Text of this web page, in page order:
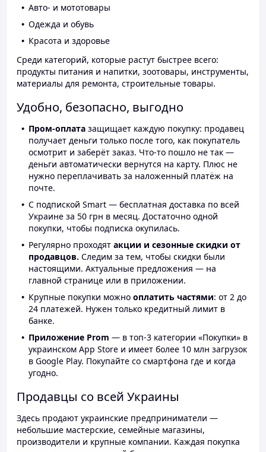
Авто- и мототовары
Одежда и обувь
Красота и здоровье
Среди категорий, которые растут быстрее всего:
продукты питания и напитки, зоотовары, инструменты,
материалы для ремонта, строительные товары.
Удобно, безопасно, выгодно
Пром-оплата защищает каждую покупку: продавец
получает деньги только после того, как покупатель
осмотрит и заберёт заказ. Что-то пошло не так —
деньги автоматически вернутся на карту. Плюс не
нужно переплачивать за наложенный платёж на
почте.
С подпиской Smart — бесплатная доставка по всей
Украине за 50 грн в месяц. Достаточно одной
покупки, чтобы подписка окупилась.
Регулярно проходят акции и сезонные скидки от
продавцов. Следим за тем, чтобы скидки были
настоящими. Актуальные предложения — на
главной странице или в приложении.
Крупные покупки можно оплатить частями: от 2 до
24 платежей. Нужен только кредитный лимит в
банке.
Приложение Prom — в топ-3 категории «Покупки» в
украинском App Store и имеет более 10 млн загрузок
в Google Play. Покупайте со смартфона где и когда
угодно.
Продавцы со всей Украины
Здесь продают украинские предприниматели —
небольшие мастерские, семейные магазины,
производители и крупные компании. Каждая покупка